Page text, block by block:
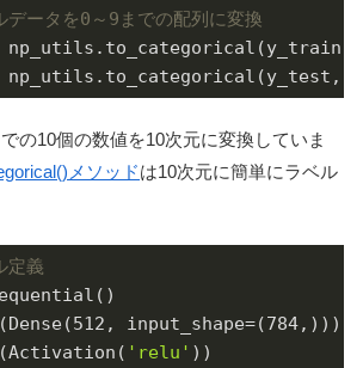
ータを0～9までの配列に変換
np_utils.to_categorical(y_train,
np_utils.to_categorical(y_test,
の10個の数値を10次元に変換していま
メソッドは10次元に簡単にラベル
義
512 , input_shape=(784,)))
'relu' ))